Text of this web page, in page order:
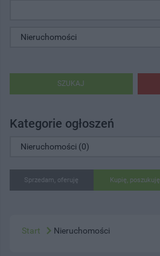
SZUKAJ
Kategorie ogłoszeń
Sprzedam, oferuję Kupię, poszukuję
Start Nieruchomości